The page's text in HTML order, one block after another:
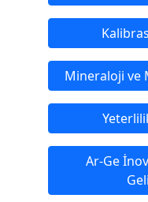
Mineraloji ve
Ar-Ge